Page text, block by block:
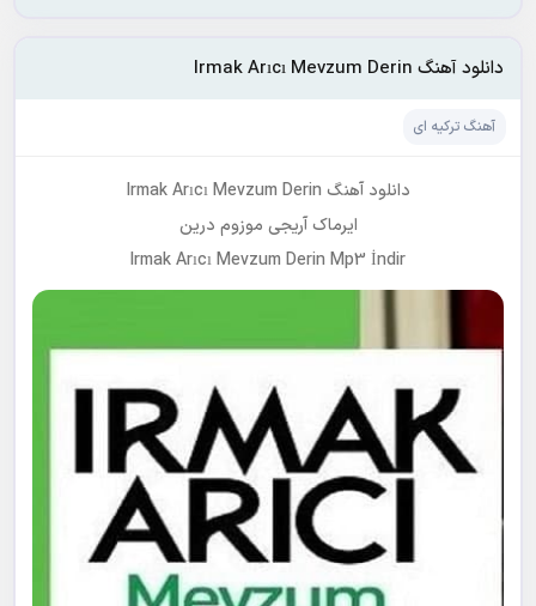
دانلود آهنگ Irmak Arıcı Mevzum Derin
آهنگ ترکیه ای
دانلود آهنگ Irmak Arıcı Mevzum Derin
ایرماک آریجی موزوم درین
Irmak Arıcı Mevzum Derin Mp3 İndir